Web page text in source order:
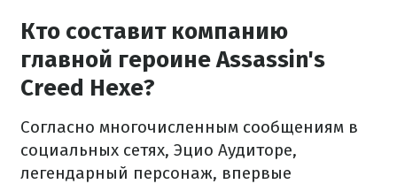
Кто составит компанию
главной героине Assassin's
Creed Hexe?
Согласно многочисленным сообщениям в
социальных сетях, Эцио Аудиторе,
легендарный персонаж, впервые